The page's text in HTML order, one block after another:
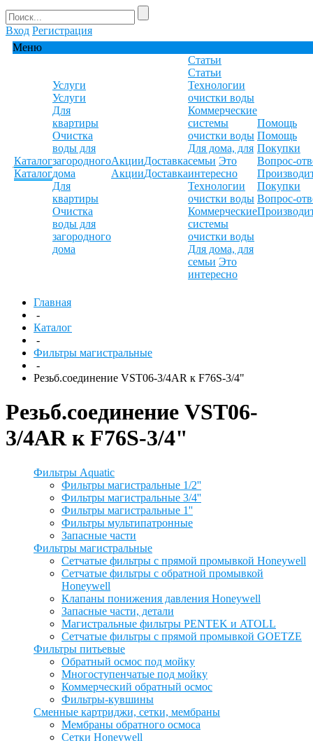
Вход Регистрация
Меню
Каталог
Каталог
Услуги
Услуги
Для
квартиры
Очистка
воды для
загородного
дома
Для
квартиры
Очистка
воды для
загородного
дома
Акции
Акции
Доставка
Доставка
Статьи
Статьи
Технологии
очистки воды
Коммерческие
системы
очистки воды
Для дома, для
семьи Это
интересно
Технологии
очистки воды
Коммерческие
системы
очистки воды
Для дома, для
семьи Это
интересно
Помощь
Помощь
Покупки
Вопрос-
Покупки
Вопрос-
Главная
-
Каталог
-
Фильтры магистральные
-
Резьб.соединение VST06-3/4AR к F76S-3/4"
Резьб.соединение VST06-
3/4AR к F76S-3/4"
Фильтры Aquatic
Фильтры магистральные 1/2''
Фильтры магистральные 3/4''
Фильтры магистральные 1''
Фильтры мультипатронные
Запасные части
Фильтры магистральные
Сетчатые фильтры с прямой промывкой Honeywell
Сетчатые фильтры с обратной промывкой
Honeywell
Клапаны понижения давления Honeywell
Запасные части, детали
Магистральные фильтры PENTEK и ATOLL
Сетчатые фильтры с прямой промывкой GOETZE
Фильтры питьевые
Обратный осмос под мойку
Многоступенчатые под мойку
Коммерческий обратный осмос
Фильтры-кувшины
Сменные картриджи, сетки, мембраны
Мембраны обратного осмоса
Сетки Honeywell